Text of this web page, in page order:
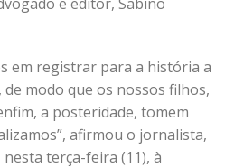
em registrar para a história a
de modo que os nossos filhos,
a posteridade, tomem
afirmou o jornalista,
terça-feira (11), à